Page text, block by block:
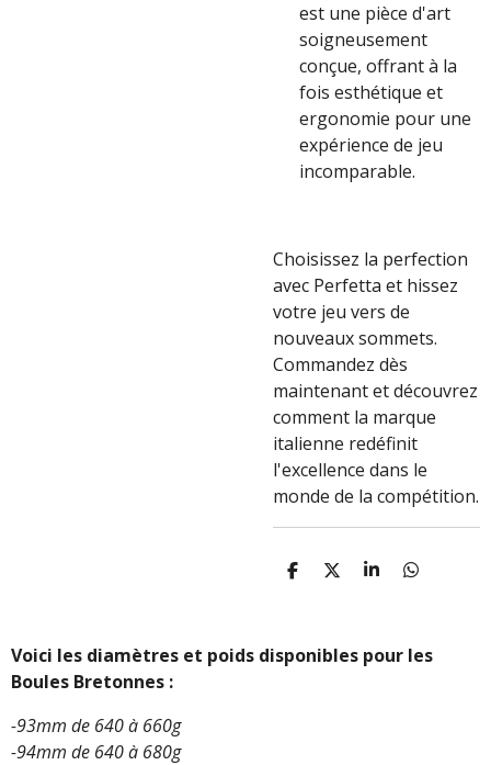
est une pièce d'art
soigneusement
conçue, offrant à la
fois esthétique et
ergonomie pour une
expérience de jeu
incomparable.
Choisissez la perfection
avec Perfetta et hissez
votre jeu vers de
nouveaux sommets.
Commandez dès
maintenant et découvrez
comment la marque
italienne redéfinit
l'excellence dans le
monde de la compétition.
P
G
P
A
G
P
G
P
A
G
Voici les diamètres et poids disponibles pour les
Boules Bretonnes :
-93mm de 640 à 660g
-94mm de 640 à 680g